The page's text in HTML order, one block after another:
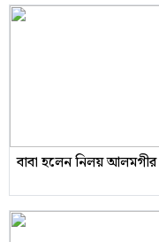
বাবা হলেন নিলয় আলমগীর